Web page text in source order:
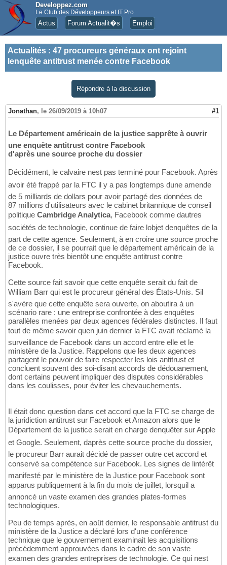
Developpez.com
Le Club des Développeurs et IT Pro
Actus Forum Actualit�s Emploi
Actualités : 47 procureurs généraux ont rejoint
lenquête antitrust menée contre Facebook
Répondre à la discussion
Jonathan, le 26/09/2019 à 10h07 #1
Le Département américain de la justice sapprête à ouvrir
une enquête antitrust contre Facebook
d'après une source proche du dossier
Décidément, le calvaire nest pas terminé pour Facebook. Après
avoir été frappé par la FTC il y a pas longtemps dune amende
de 5 milliards de dollars pour avoir partagé des données de
87 millions d'utilisateurs avec le cabinet britannique de conseil
politique Cambridge Analytica, Facebook comme dautres
sociétés de technologie, continue de faire lobjet denquêtes de la
part de cette agence. Seulement, à en croire une source proche
de ce dossier, il se pourrait que le département américain de la
justice ouvre très bientôt une enquête antitrust contre
Facebook.
Cette source fait savoir que cette enquête serait du fait de
William Barr qui est le procureur général des États-Unis. Sil
s'avère que cette enquête sera ouverte, on aboutira à un
scénario rare : une entreprise confrontée à des enquêtes
parallèles menées par deux agences fédérales distinctes. Il faut
tout de même savoir quen juin dernier la FTC avait réclamé la
surveillance de Facebook dans un accord entre elle et le
ministère de la Justice. Rappelons que les deux agences
partagent le pouvoir de faire respecter les lois antitrust et
concluent souvent des soi-disant accords de dédouanement,
dont certains peuvent impliquer des disputes considérables
dans les coulisses, pour éviter les chevauchements.
Il était donc question dans cet accord que la FTC se charge de
la juridiction antitrust sur Facebook et Amazon alors que le
Département de la justice serait en charge denquêter sur Apple
et Google. Seulement, daprès cette source proche du dossier,
le procureur Barr aurait décidé de passer outre cet accord et
conservé sa compétence sur Facebook. Les signes de lintérêt
manifesté par le ministère de la Justice pour Facebook sont
apparus publiquement à la fin du mois de juillet, lorsquil a
annoncé un vaste examen des grandes plates-formes
technologiques.
Peu de temps après, en août dernier, le responsable antitrust du
ministère de la Justice a déclaré lors d'une conférence
technique que le gouvernement examinait les acquisitions
précédemment approuvées dans le cadre de son vaste
examen des grandes entreprises de technologie. Ce qui nest